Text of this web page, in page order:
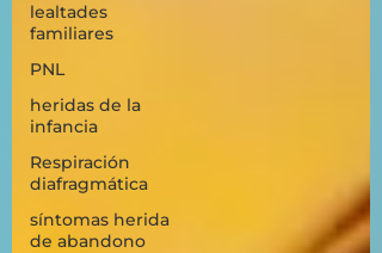
lealtades
familiares
PNL
heridas de la
infancia
Respiración
diafragmática
síntomas herida
de abandono